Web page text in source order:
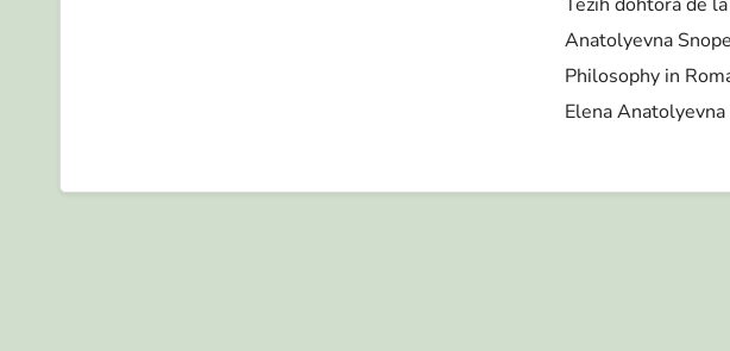
Anatolyevna
Philosophy in
Elena